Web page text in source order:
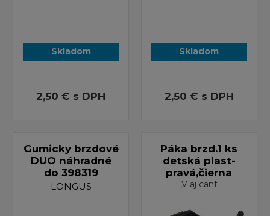
Skladom
2,50 € s DPH
Skladom
2,50 € s DPH
Gumicky brzdové
DUO náhradné
do 398319
LONGUS
Páka brzd.1 ks
detská plast-
pravá,čierna
,V aj cant